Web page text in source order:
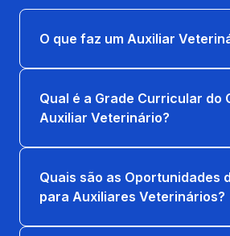
O que faz um Auxiliar
Qual é a Grade Curricular do
Auxiliar Veterinário?
Quais são as Oportunidades
para Auxiliares Veterinários?